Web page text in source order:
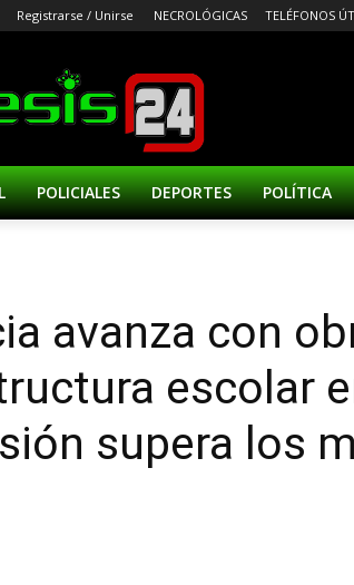
Registrarse / Unirse NECROLÓGICAS TELÉFONOS
POLICIALES DEPORTES POLÍTICA
avanza con
escolar
supera los